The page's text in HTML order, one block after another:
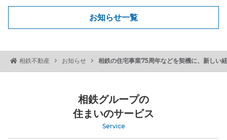
相鉄不動産 お知らせ 相鉄の住宅事業75周年などを契機に、新しい
お知らせ一覧
相鉄グループの
住まいのサービス
Service